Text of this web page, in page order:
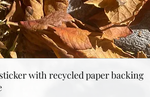
with recycled paper backing